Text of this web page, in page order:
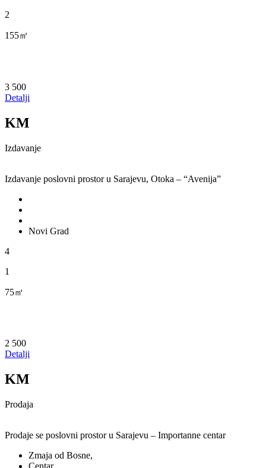
2
155㎡
3 500
Detalji
KM
Izdavanje
Izdavanje poslovni prostor u Sarajevu, Otoka – “Avenija”
Novi Grad
4
1
75㎡
2 500
Detalji
KM
Prodaja
Prodaje se poslovni prostor u Sarajevu – Importanne centar
Zmaja od Bosne,